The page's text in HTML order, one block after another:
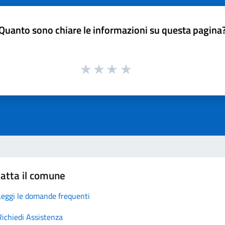
sono chiare le informazioni su questa
il comune
le domande frequenti
Assistenza